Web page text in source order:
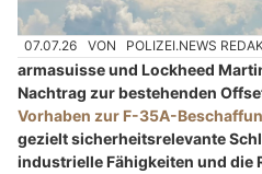
07.07.26 VON POLIZEI.NEWS
armasuisse und Lockheed
Nachtrag zur bestehenden
Vorhaben zur F-35A-
gezielt sicherheitsrelevante
industrielle Fähigkeiten und die